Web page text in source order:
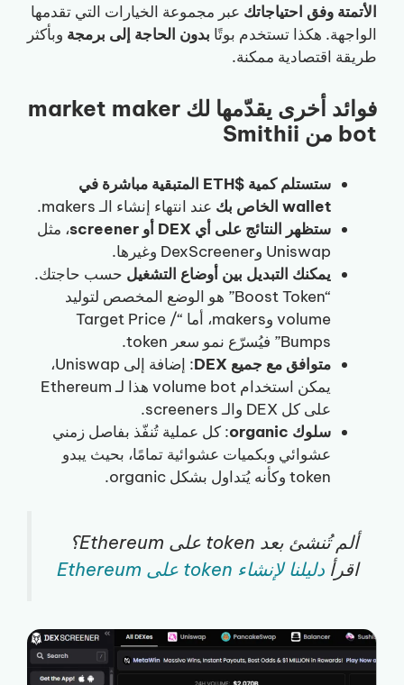
الأتمتة وفق احتياجاتك عبر مجموعة الخيارات التي تقدمها
الواجهة. هكذا تستخدم بوتًا بدون الحاجة إلى برمجة وبأكثر
طريقة اقتصادية ممكنة.
فوائد أخرى يقدّمها لك market maker
bot من Smithii
ستستلم كمية $ETH المتبقية مباشرة في
wallet الخاص بك
عند انتهاء إنشاء الـ makers.
ستظهر النتائج على أي DEX أو screener
، مثل
Uniswap وDexScreener وغيرها.
يمكنك التبديل بين أوضاع التشغيل حسب حاجتك.
“Boost Token” هو الوضع المخصص لتوليد
volume وmakers، أما “Target Price /
Bumps” فيُسرّع نمو سعر token.
متوافق مع جميع DEX
: إضافة إلى Uniswap،
يمكن استخدام volume bot هذا لـ Ethereum
على كل DEX والـ screeners.
سلوك organic
: كل عملية تُنفّذ بفاصل زمني
عشوائي وبكميات عشوائية تمامًا، بحيث يبدو
token وكأنه يُتداول بشكل organic.
ألم تُنشئ بعد token على Ethereum؟
اقرأ دليلنا لإنشاء token على Ethereum